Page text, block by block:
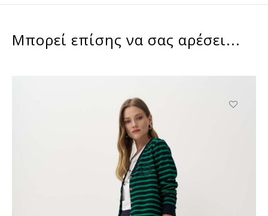
Μπορεί επίσης να σας αρέσει...